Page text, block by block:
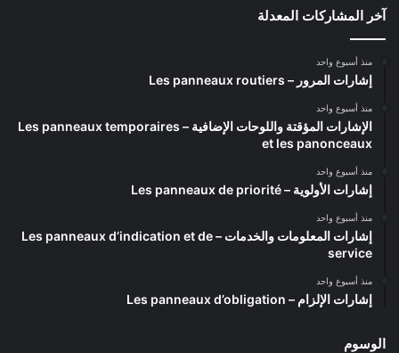
آخر المشاركات المعدلة
منذ أسبوع واحد
إشارات المرور – Les panneaux routiers
منذ أسبوع واحد
الإشارات المؤقتة واللوحات الإضافية – Les panneaux temporaires
et les panonceaux
منذ أسبوع واحد
إشارات الأولوية – Les panneaux de priorité
منذ أسبوع واحد
إشارات المعلومات والخدمات – Les panneaux d’indication et de
service
منذ أسبوع واحد
إشارات الإلزام – Les panneaux d’obligation
الوسوم